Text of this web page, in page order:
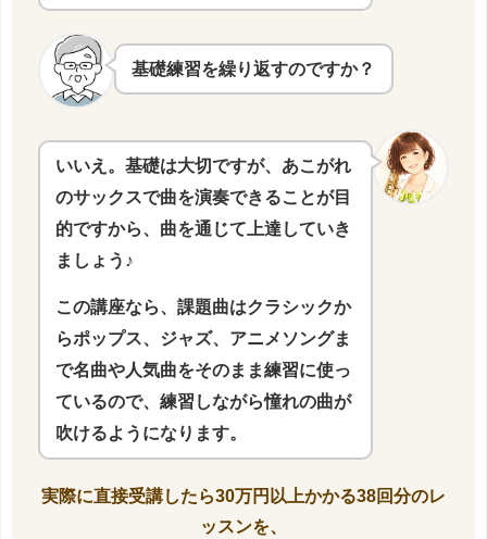
基礎練習を繰り返すのですか？
いいえ。基礎は大切ですが、あこがれ
のサックスで曲を演奏できることが目
的ですから、曲を通じて上達していき
ましょう♪
この講座なら、課題曲はクラシックか
らポップス、ジャズ、アニメソングま
で名曲や人気曲をそのまま練習に使っ
ているので、練習しながら憧れの曲が
吹けるようになります。
実際に直接受講したら30万円以上かかる38回分のレ
ッスンを、